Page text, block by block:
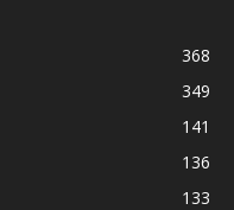
368
349
141
136
133